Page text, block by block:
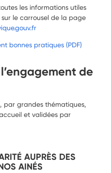
les informations utiles
sur le carrousel de la page
bonnes pratiques (PDF)
de
par grandes thématiques,
et validées par
AUPRÈS DES
AINÉS